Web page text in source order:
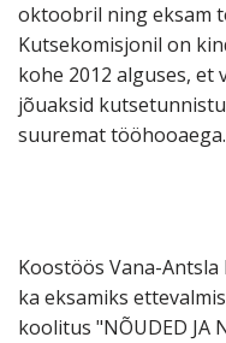
oktoobril ning eksam
Kutsekomisjonil on
kohe 2012 alguses, et
jõuaksid
suuremat tööhooaega.
Koostöös Vana-
ka eksamiks
koolitus "NÕUDED JA